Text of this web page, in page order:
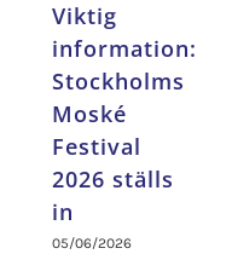
Viktig
information:
Stockholms
Moské
Festival
2026 ställs
in
05/06/2026